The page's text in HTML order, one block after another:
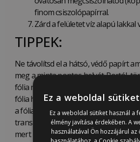
finom csiszolópapírral.
Zárd a felületet víz alapú lakkal
TIPPEK:
Ne távolítsd el a hátsó, védő papírt
meg a minta pontos helyét. Portól,
fólia ragacsos hátát. Ne érj semmivel
fólia hátán levő felülethez. Kerüld el,
a fólia háta (például ne dolgozz
transzfert extrém melegben vagy
mert mindezek befolyásolhatják a
Ez a weboldal
Ez a weboldal sütiket használ a
élmény javítása érdekében. A
használatával Ön hozzájárul az
használatához, a Cookie